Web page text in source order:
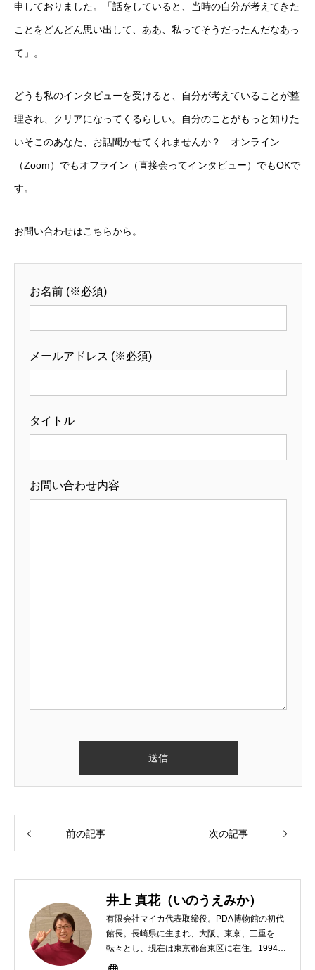
申しておりました。「話をしていると、当時の自分が考えてきた
ことをどんどん思い出して、ああ、私ってそうだったんだなあっ
て」。
どうも私のインタビューを受けると、自分が考えていることが整
理され、クリアになってくるらしい。自分のことがもっと知りた
いそこのあなた、お話聞かせてくれませんか？ オンライン
（Zoom）でもオフライン（直接会ってインタビュー）でもOKで
す。
お問い合わせはこちらから。
お名前 (※必須)
メールアドレス (※必須)
タイトル
お問い合わせ内容
前の記事 次の記事
井上 真花（いのうえみか）
有限会社マイカ代表取締役。PDA博物館の初代
館長。長崎県に生まれ、大阪、東京、三重を
転々とし、現在は東京都台東区に在住。1994年
にHP100LXと出会ったのをきかっけに、フリ